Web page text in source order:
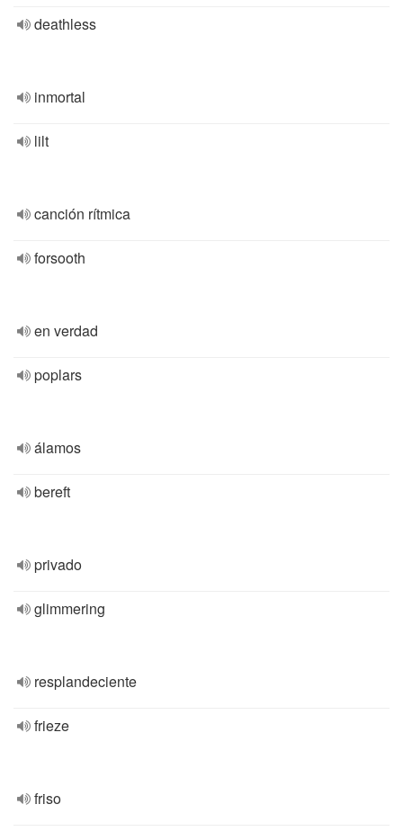
deathless
inmortal
lilt
canción rítmica
forsooth
en verdad
poplars
álamos
bereft
privado
glimmering
resplandeciente
frieze
friso